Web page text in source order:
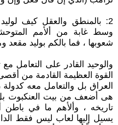
2: بالمنطق والعقل كيف
وسط غابة من ألأمم
شعوبها ، فما بالكم بوليد
والوحيد القادر على التعامل
القوة العظيمة القادمة من
العراق بل والتعامل معه
هى أضعف من بيت العنكبوت
تاريخه ، وألأهم ما في
يسيل إليها لعاب ليس فقط